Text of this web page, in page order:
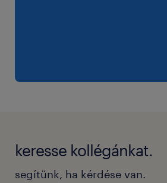
keresse kollégánkat.
segítünk, ha kérdése van.